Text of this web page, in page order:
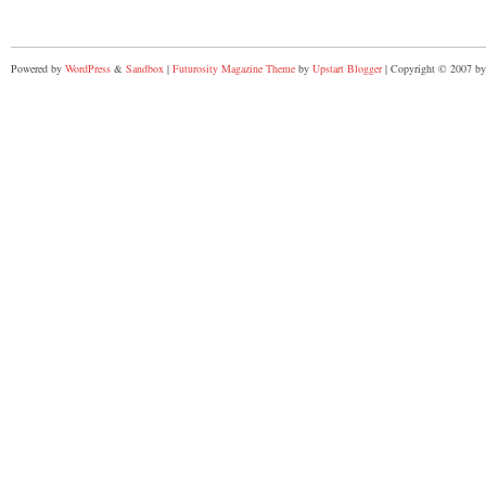
Powered by WordPress & Sandbox | Futurosity Magazine Theme by Upstart Blogger| Copyright © 2007 by